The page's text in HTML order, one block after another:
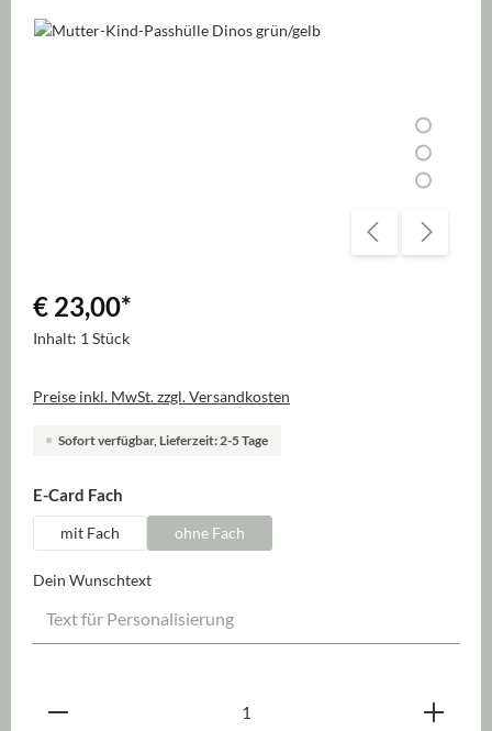
Bildergalerie überspringen
€ 23,00*
Inhalt: 1 Stück
Preise inkl. MwSt. zzgl. Versandkosten
Sofort verfügbar, Lieferzeit: 2-5 Tage
E-Card Fach
mit Fach ohne Fach
Dein Wunschtext
Produkt Anzahl: Gib den gewünschten Wert ein